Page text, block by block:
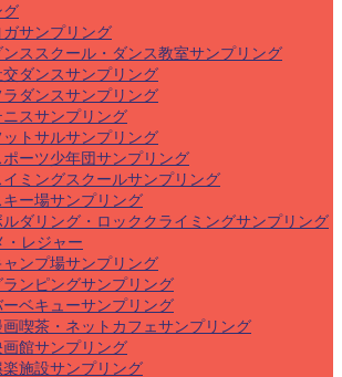
グ
ガサンプリング
ンススクール・ダンス教室サンプリング
交ダンスサンプリング
ラダンスサンプリング
ニスサンプリング
ットサルサンプリング
ポーツ少年団サンプリング
イミングスクールサンプリング
キー場サンプリング
ルダリング・ロッククライミングサンプリング
・レジャー
ャンプ場サンプリング
ランピングサンプリング
ーベキューサンプリング
画喫茶・ネットカフェサンプリング
画館サンプリング
楽施設サンプリング